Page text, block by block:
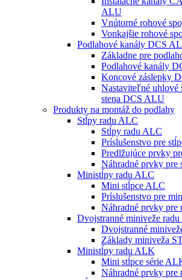
ALU
Vnútorné rohové
Vonkajšie rohové
Podlahové kanály DCS
Základne pre
Podlahové kanály
Koncové záslepky
Nastaviteľné uhlové
stena DCS ALU
Produkty na montáž do podlahy
Stĺpy radu ALC
Stĺpy radu ALC
Príslušenstvo pre
Predlžujúce prvky
Náhradné prvky pre
Ministĺpy radu ALC
Mini stĺpce ALC
Príslušenstvo pre
Náhradné prvky pre
Dvojstranné miniveže radu
Dvojstranné
Základy miniveža
Ministĺpy radu ALK
Mini stĺpce série
Náhradné prvky pre